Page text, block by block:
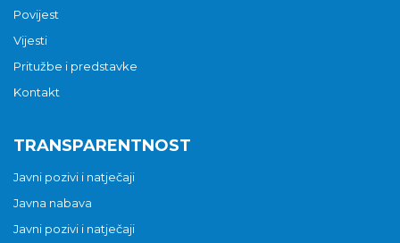
Povijest
Vijesti
Pritužbe i predstavke
Kontakt
TRANSPARENTNOST
Javni pozivi i natječaji
Javna nabava
Javni pozivi i natječaji